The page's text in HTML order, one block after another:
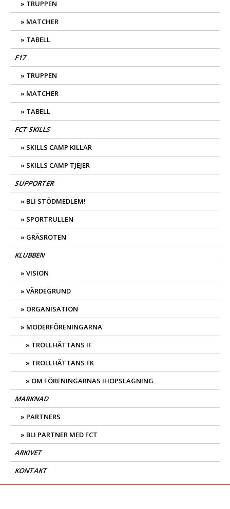
TRUPPEN
MATCHER
TABELL
F17
TRUPPEN
MATCHER
TABELL
FCT SKILLS
SKILLS CAMP KILLAR
SKILLS CAMP TJEJER
SUPPORTER
BLI STÖDMEDLEM!
SPORTRULLEN
GRÄSROTEN
KLUBBEN
VISION
VÄRDEGRUND
ORGANISATION
MODERFÖRENINGARNA
TROLLHÄTTANS IF
TROLLHÄTTANS FK
OM FÖRENINGARNAS IHOPSLAGNING
MARKNAD
PARTNERS
BLI PARTNER MED FCT
ARKIVET
KONTAKT